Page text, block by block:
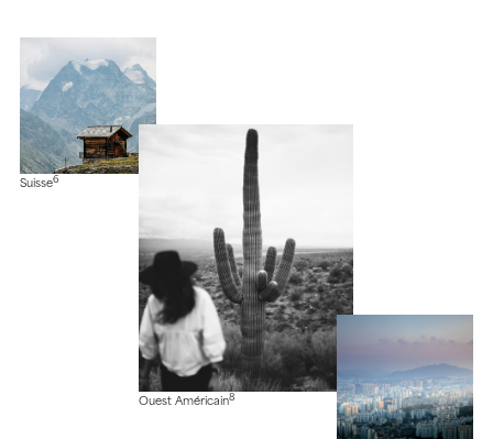
Suisse6
Ouest Américain8